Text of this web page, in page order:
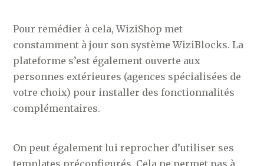
Pour remédier à cela, WiziShop met
constamment à jour son système WiziBlocks. La
plateforme s’est également ouverte aux
personnes extérieures (agences spécialisées de
votre choix) pour installer des fonctionnalités
complémentaires.
On peut également lui reprocher d’utiliser ses
templates préconfigurés. Cela ne permet pas à